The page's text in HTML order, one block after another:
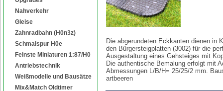
Nahverkehr
Gleise
Zahnradbahn (H0n3z)
Schmalspur H0e
Feinste Miniaturen 1:87/H0
Antriebstechnik
Weißmodelle und Bausätze
Mix&Match Oldtimer
Die abgerundeten Eckkanten dienen in
den Bürgersteigplatten (3002) für die
Ausgestaltung eines Gehsteiges mit
Die authentische Bemalung erfolgt mit
Abmessungen L/B/H= 25/25/2 mm.
artbeeren